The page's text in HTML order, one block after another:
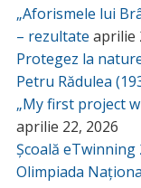
„Aforismele lui
– rezultate aprilie
Protegez la
Petru Rădulea
„My first project
aprilie 22, 2026
Școală eTwinning
Olimpiada